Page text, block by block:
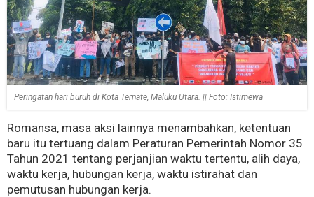
Peringatan hari buruh di Kota Ternate, Maluku Utara. || Foto: Istimewa
Romansa, masa aksi lainnya menambahkan, ketentuan
baru itu tertuang dalam Peraturan Pemerintah Nomor 35
Tahun 2021 tentang perjanjian waktu tertentu, alih daya,
waktu kerja, hubungan kerja, waktu istirahat dan
pemutusan hubungan kerja.